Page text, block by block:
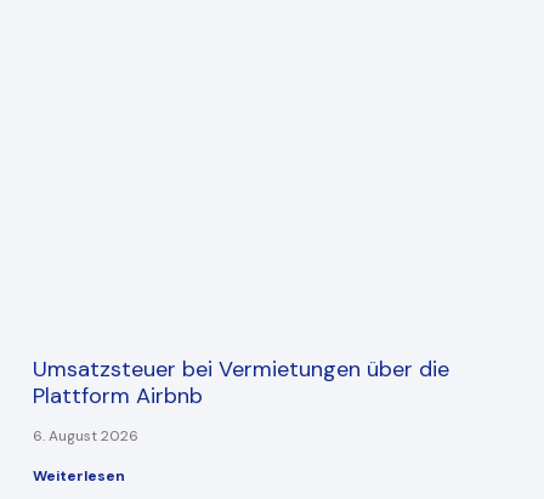
Umsatzsteuer bei Vermietungen über die
Plattform Airbnb
6. August 2026
Weiterlesen